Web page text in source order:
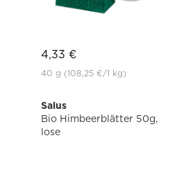
4,33 €
40 g (108,25 €/1 kg)
Salus
Bio Himbeerblätter 50g,
lose